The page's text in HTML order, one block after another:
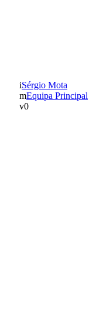
Sérgio Mota
Equipa Principal
0